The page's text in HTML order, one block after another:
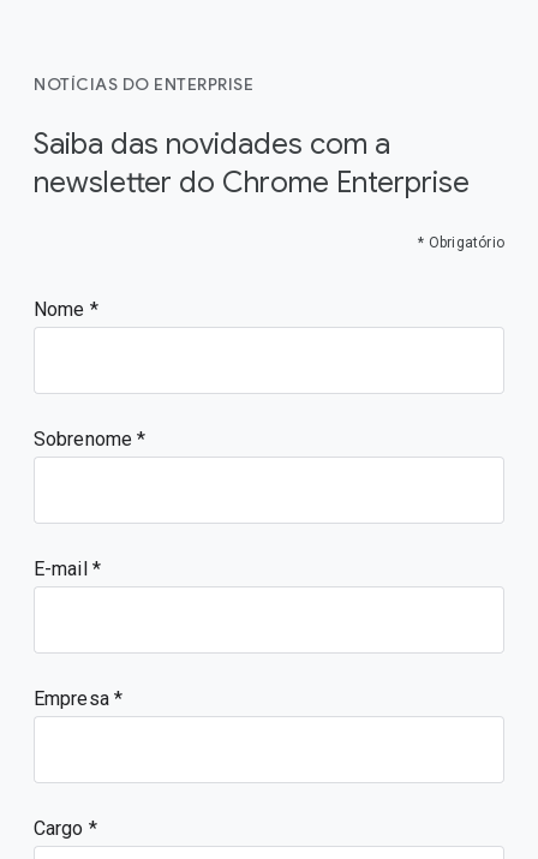
NOTÍCIAS DO ENTERPRISE
Saiba das novidades com a
newsletter do Chrome Enterprise
* Obrigatório
Nome
Sobrenome
E-mail
Empresa
Cargo